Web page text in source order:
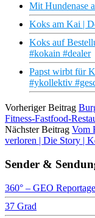
Mit Hundenase
Koks am Kai |
Koks auf
#kokain #dealer
Papst wirbt für
#ykollektiv
Vorheriger Beitrag
Fitness-Fastfood-
Nächster Beitrag Vom
verloren | Die Story |
Sender &
360° – GEO Reportage
37 Grad